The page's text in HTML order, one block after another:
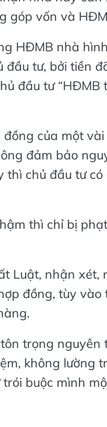
góp vốn và
HĐMB nhà
tư, bởi tiền
đầu tư “HĐMB
của một
đảm bảo
chủ đầu tư
thì chỉ bị
Luật, nhận xét,
đồng, tùy
trọng
không lường
buộc mình